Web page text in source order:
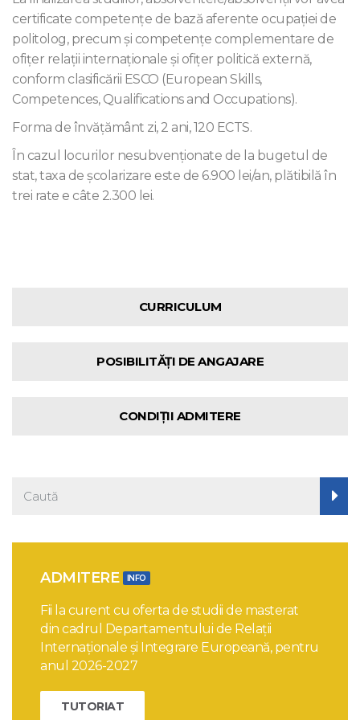
certificate competențe de bază aferente ocupației de
politolog, precum și competențe complementare de
ofițer relații internaționale și ofițer politică externă,
conform clasificării ESCO (European Skills,
Competences, Qualifications and Occupations).
Forma de învăţământ zi, 2 ani, 120 ECTS.
În cazul locurilor nesubvenţionate de la bugetul de
stat, taxa de şcolarizare este de 6.900 lei/an, plătibilă în
trei rate e câte 2.300 lei.
CURRICULUM
POSIBILITĂȚI DE ANGAJARE
CONDIȚII ADMITERE
ADMITERE INFO
Fii la curent cu oferta de studii de masterat
din cadrul Departamentului de Relații
Internaționale și Integrare Europeană, pentru
anul 2026-2027
TUTORIAT